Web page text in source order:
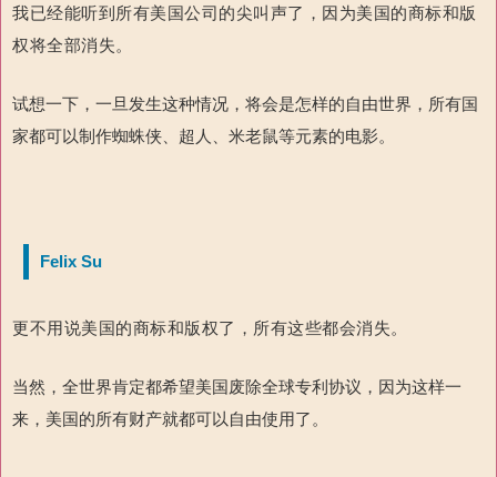
我已经能听到所有美国公司的尖叫声了，因为美国的商标和版
权将全部消失。
试想一下，一旦发生这种情况，将会是怎样的自由世界，所有国
家都可以制作蜘蛛侠、超人、米老鼠等元素的电影。
Felix Su
更不用说美国的商标和版权了，所有这些都会消失。
当然，全世界肯定都希望美国废除全球专利协议，因为这样一
来，美国的所有财产就都可以自由使用了。